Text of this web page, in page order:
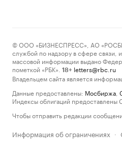
© ООО «БИЗНЕСПРЕСС», АО
службой по надзору в сфере связи,
массовой информации выдано
пометкой «РБК».
18+ letters@rbc.ru
Владельцем сайта является
Данные предоставлены: Мосбиржа
Индексы облигаций предоставлены
Чтобы отправить редакции
Информация об ограничениях ·